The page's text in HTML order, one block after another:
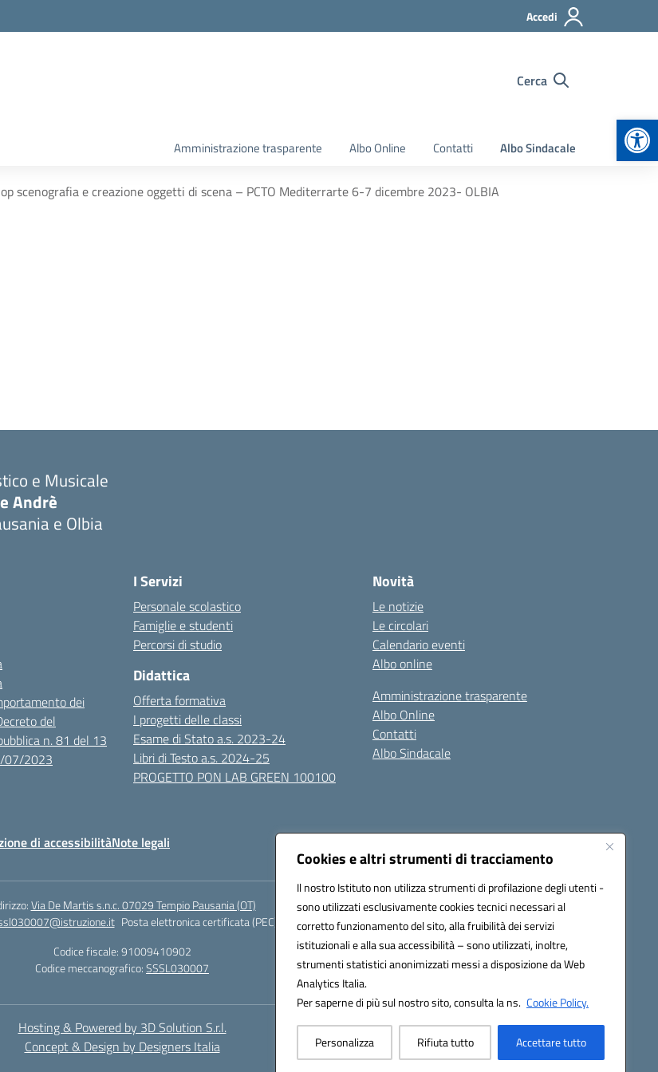
Cookies e altri strumenti di tracciamento
Il nostro Istituto non utilizza strumenti di profilazione degli utenti -
sono utilizzati esclusivamente cookies tecnici necessari al
corretto funzionamento del sito, alla fruibilità dei servizi
istituzionali e alla sua accessibilità – sono utilizzati, inoltre,
strumenti statistici anonimizzati messi a disposizione da Web
Analytics Italia.
Per saperne di più sul nostro sito, consulta la ns. Cookie Policy.
Personalizza Rifiuta tutto Accettare tutto
Accedi
Cerca
Amministrazione trasparente Albo Online Contatti Albo Sindacale
scenografia e creazione oggetti di scena – PCTO Mediterrarte 6-7 dicembre 2023- OLBIA
e Musicale
Andrè
e Olbia
dei
del
n. 81 del 13
07/2023
I Servizi
Personale scolastico
Famiglie e studenti
Percorsi di studio
Didattica
Offerta formativa
I progetti delle classi
Esame di Stato a.s. 2023-24
Libri di Testo a.s. 2024-25
PROGETTO PON LAB GREEN 100100
Novità
Le notizie
Le circolari
Calendario eventi
Albo online
Amministrazione trasparente
Albo Online
Contatti
Albo Sindacale
di accessibilitàNote legali
Via De Martis s.n.c. 07029 Tempio Pausania (OT)
Posta elettronica certificata (PEC):
sssl030007@pec.istruzione.it
Codice fiscale: 91009410902
Codice meccanografico:SSSL030007
Hosting & Powered by 3D Solution S.r.l.
Concept & Design by Designers Italia